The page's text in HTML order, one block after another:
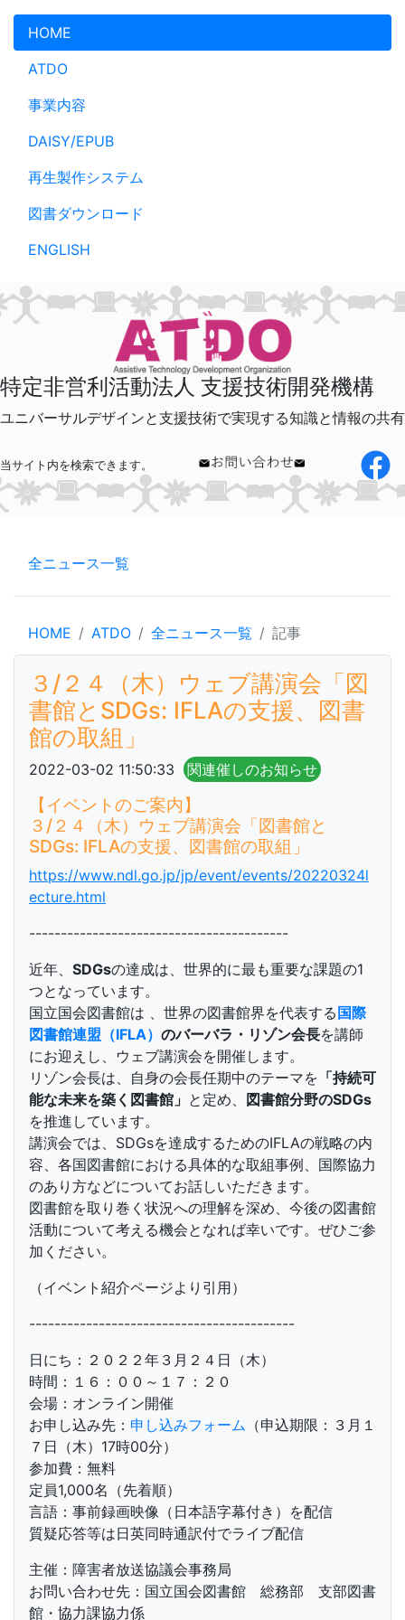
メインコンテンツへスキップ
HOME
ATDO
事業内容
DAISY/EPUB
再生製作システム
図書ダウンロード
ENGLISH
特定非営利活動法人 支援技術開発機構
ユニバーサルデザインと支援技術で実現する知識と情報の共有
当サイト内を検索できます。
全ニュース一覧
HOME ATDO 全ニュース一覧 記事
３/２４（木）ウェブ講演会「図
書館とSDGs: IFLAの支援、図書
館の取組」
2022-03-02 11:50:33 関連催しのお知らせ
【イベントのご案内】
３/２４（木）ウェブ講演会「図書館と
SDGs: IFLAの支援、図書館の取組」
https://www.ndl.go.jp/jp/event/events/20220324l
ecture.html
-----------------------------------------
近年、 SDGsの達成は、世界的に最も重要な課題の1
つとなっています。
国⽴国会図書館は 、世界の図書館界を代表する 国際
図書館連盟（IFLA） のバーバラ・リゾン会⻑を講師
にお迎えし、ウェブ講演会を開催します。
リゾン会⻑は、⾃⾝の会⻑任期中のテーマを 「持続可
能な未来を築く図書館」 と定め、
図書館分野のSDGs
を推進しています。
講演会では、SDGsを達成するためのIFLAの戦略の内
容、各国図書館における具体的な取組事例、国際協⼒
のあり⽅などについてお話しいただきます。
図書館を取り巻く状況への理解を深め、今後の図書館
活動について考える機会となれば幸いです。ぜひご参
加ください。
（イベント紹介ページより引用）
------------------------------------------
日にち：２０２２年３月２４日（木）
時間：１６：００～１７：２０
会場：オンライン開催
お申し込み先： 申し込みフォーム （申込期限：３月１
７日（木）17時00分）
参加費：無料
定員1,000名（先着順）
言語：事前録画映像（日本語字幕付き）を配信
質疑応答等は日英同時通訳付でライブ配信
主催：障害者放送協議会事務局
お問い合わせ先：国立国会図書館 総務部 支部図書
館・協力課協力係